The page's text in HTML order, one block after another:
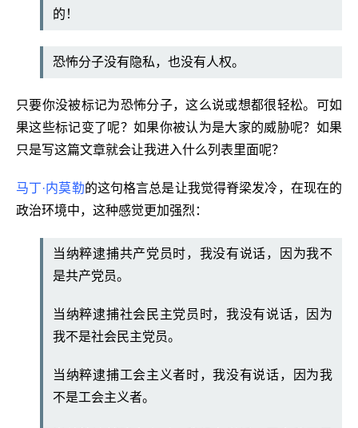
的！
恐怖分子没有隐私，也没有人权。
只要你没被标记为恐怖分子，这么说或想都很轻松。可如
果这些标记变了呢？如果你被认为是大家的威胁呢？如果
只是写这篇文章就会让我进入什么列表里面呢？
马丁·内莫勒的这句格言总是让我觉得脊梁发冷，在现在的
政治环境中，这种感觉更加强烈：
当纳粹逮捕共产党员时，我没有说话，因为我不
是共产党员。
当纳粹逮捕社会民主党员时，我没有说话，因为
我不是社会民主党员。
当纳粹逮捕工会主义者时，我没有说话，因为我
不是工会主义者。